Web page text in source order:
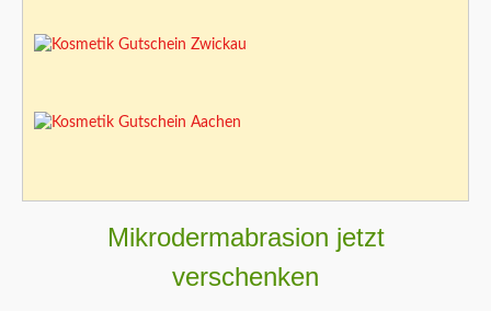
Mikrodermabrasion jetzt
verschenken